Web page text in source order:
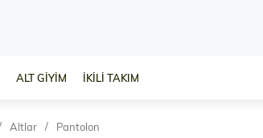
ALT GİYİM İKİLİ TAKIM
Altlar Pantolon